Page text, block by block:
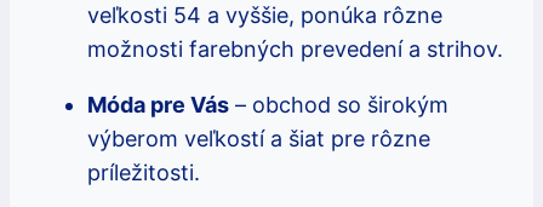
veľkosti 54 a vyššie, ponúka rôzne
možnosti farebných prevedení a strihov.
Móda pre Vás – obchod so širokým
výberom veľkostí a šiat pre rôzne
príležitosti.